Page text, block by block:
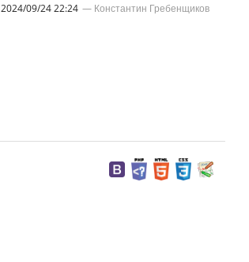
2024/09/24 22:24 — Константин Гребенщиков